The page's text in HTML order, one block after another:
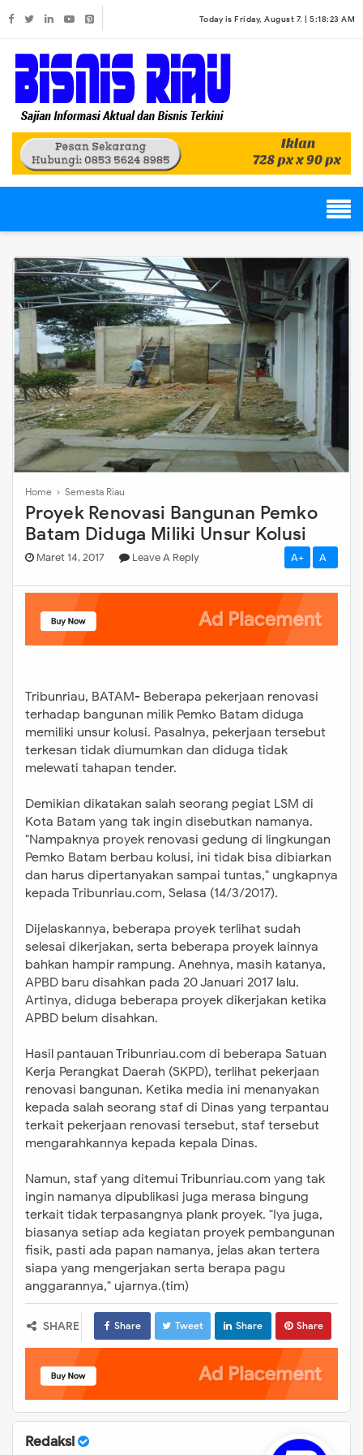
Today is Friday, August 7. | 5:18:23 AM
Home › Semesta Riau
Proyek Renovasi Bangunan Pemko
Batam Diduga Miliki Unsur Kolusi
Maret 14, 2017 Leave A Reply A+ A-
Tribunriau, BATAM- Beberapa pekerjaan renovasi
terhadap bangunan milik Pemko Batam diduga
memiliki unsur kolusi. Pasalnya, pekerjaan tersebut
terkesan tidak diumumkan dan diduga tidak
melewati tahapan tender.
Demikian dikatakan salah seorang pegiat LSM di
Kota Batam yang tak ingin disebutkan namanya.
"Nampaknya proyek renovasi gedung di lingkungan
Pemko Batam berbau kolusi, ini tidak bisa dibiarkan
dan harus dipertanyakan sampai tuntas," ungkapnya
kepada Tribunriau.com, Selasa (14/3/2017).
Dijelaskannya, beberapa proyek terlihat sudah
selesai dikerjakan, serta beberapa proyek lainnya
bahkan hampir rampung. Anehnya, masih katanya,
APBD baru disahkan pada 20 Januari 2017 lalu.
Artinya, diduga beberapa proyek dikerjakan ketika
APBD belum disahkan.
Hasil pantauan Tribunriau.com di beberapa Satuan
Kerja Perangkat Daerah (SKPD), terlihat pekerjaan
renovasi bangunan. Ketika media ini menanyakan
kepada salah seorang staf di Dinas yang terpantau
terkait pekerjaan renovasi tersebut, staf tersebut
mengarahkannya kepada kepala Dinas.
Namun, staf yang ditemui Tribunriau.com yang tak
ingin namanya dipublikasi juga merasa bingung
terkait tidak terpasangnya plank proyek. "Iya juga,
biasanya setiap ada kegiatan proyek pembangunan
fisik, pasti ada papan namanya, jelas akan tertera
siapa yang mengerjakan serta berapa pagu
anggarannya," ujarnya.(tim)
SHARE Share Tweet Share Share
Redaksi